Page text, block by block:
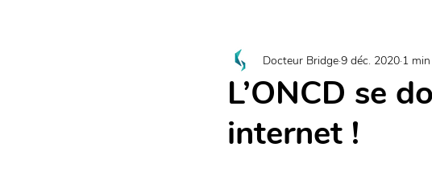
L’ONCD se
internet !
Docteur Bridge9 déc. 2020 1